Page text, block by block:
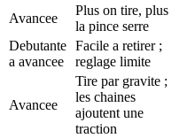
Avancee
Plus on tire, plus
la pince serre
Debutante
a avancee
Facile a retirer ;
reglage limite
Avancee
Tire par gravite ;
les chaines
ajoutent une
traction